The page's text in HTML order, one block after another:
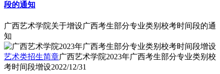
段的通知
广西艺术学院关于增设广西考生部分专业类别校考时间段的通
知
艺术类招生简章广西艺术学院2023年广西考生部分专业类别校
考时间段增设2022/12/31